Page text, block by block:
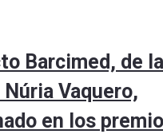
Barcimed, de la
Vaquero,
en los